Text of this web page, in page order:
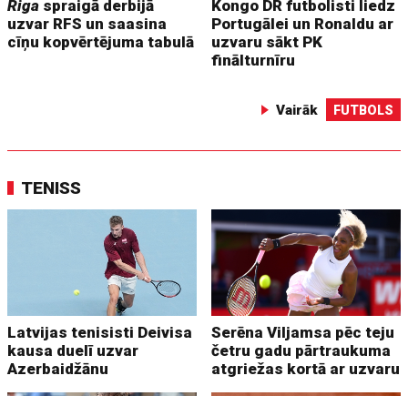
Riga spraigā derbijā
uzvar RFS un saasina
cīņu kopvērtējuma tabulā
Kongo DR futbolisti liedz
Portugālei un Ronaldu ar
uzvaru sākt PK
finālturnīru
Vairāk FUTBOLS
TENISS
Latvijas tenisisti Deivisa
kausa duelī uzvar
Azerbaidžānu
Serēna Viljamsa pēc teju
četru gadu pārtraukuma
atgriežas kortā ar uzvaru